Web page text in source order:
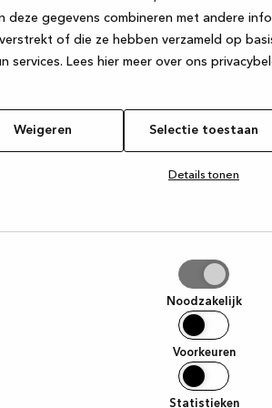
deze gegevens combineren met andere
of die ze hebben verzameld op
services. Lees hier meer over ons
Weigeren Selectie toestaan
Details tonen
Noodzakelijk
Voorkeuren
Statistieken
has occurred while loading